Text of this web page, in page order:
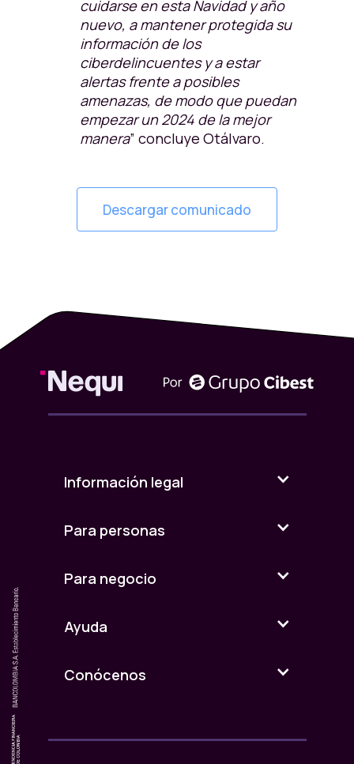
cuidarse en esta Navidad y año
nuevo, a mantener protegida su
información de los
ciberdelincuentes y a estar
alertas frente a posibles
amenazas, de modo que puedan
empezar un 2024 de la mejor
manera” concluye Otálvaro.
Descargar comunicado
Información legal
Para personas
Para negocio
Ayuda
Conócenos